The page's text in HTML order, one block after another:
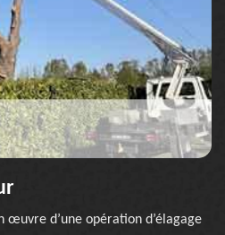
œuvre d’une opération d’élagage